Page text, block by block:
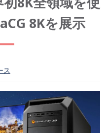
8Kを展示
ス